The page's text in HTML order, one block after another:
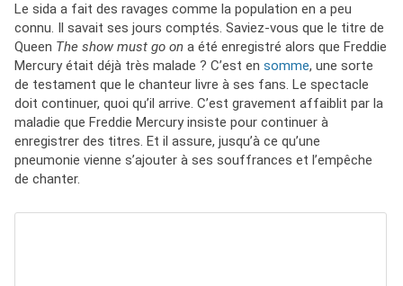
Le sida a fait des ravages comme la population en a peu
connu. Il savait ses jours comptés. Saviez-vous que le titre de
Queen The show must go on a été enregistré alors que Freddie
Mercury était déjà très malade ? C’est en somme, une sorte
de testament que le chanteur livre à ses fans. Le spectacle
doit continuer, quoi qu’il arrive. C’est gravement affaiblit par la
maladie que Freddie Mercury insiste pour continuer à
enregistrer des titres. Et il assure, jusqu’à ce qu’une
pneumonie vienne s’ajouter à ses souffrances et l’empêche
de chanter.